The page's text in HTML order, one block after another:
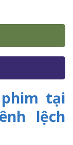
tại
lệch